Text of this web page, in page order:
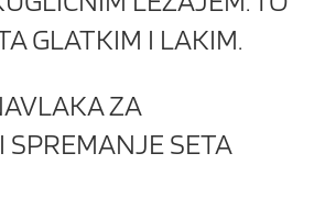
GLATKIM I LAKIM.
ZA
SETA